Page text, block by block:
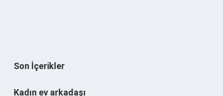
Son İçerikler
Kadın ev arkadaşı